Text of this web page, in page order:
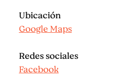
Ubicación
Google Maps
Redes sociales
Facebook